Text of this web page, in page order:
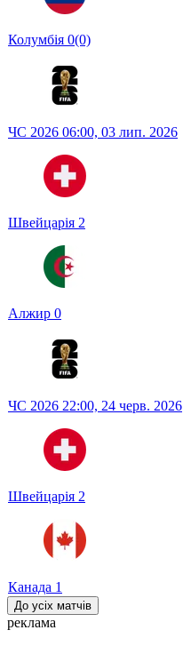
Колумбія 0(0)
ЧС 2026 06:00, 03 лип. 2026
Швейцарія 2
Алжир 0
ЧС 2026 22:00, 24 черв. 2026
Швейцарія 2
Канада 1
До усіх матчів
реклама